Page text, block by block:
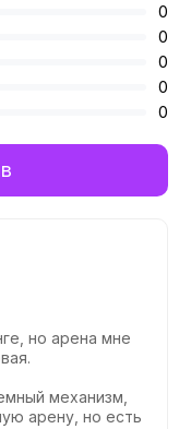
но арена мне
механизм,
арену, но есть
0
0
0
0
0